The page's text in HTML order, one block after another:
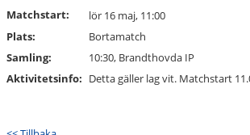
Matchstart:
lör 16 maj, 11:00
Plats:
Bortamatch
Samling:
10:30, Brandthovda IP
Aktivitetsinfo: Detta gäller lag vit. Matchstart